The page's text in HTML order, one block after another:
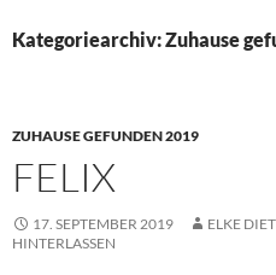
Kategoriearchiv: Zuhause
ZUHAUSE GEFUNDEN 2019
FELIX
17. SEPTEMBER 2019 ELKE
HINTERLASSEN